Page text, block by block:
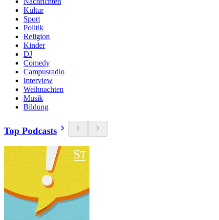
Kultur
Sport
Politik
Religion
Kinder
DJ
Comedy
Campusradio
Interview
Weihnachten
Musik
Bildung
Top Podcasts